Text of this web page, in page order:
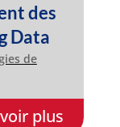
des
Data
de
plus